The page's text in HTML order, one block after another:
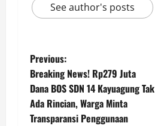
See author's posts
P
o
s
Previous:
Breaking News! Rp279 Juta
Dana BOS SDN 14 Kayuagung Tak
Ada Rincian, Warga Minta
Transparansi Penggunaan